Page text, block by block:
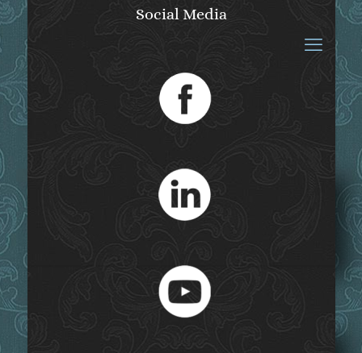
Bayerische
Schlösserverwaltung
Social Media